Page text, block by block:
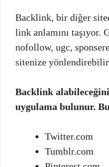
Backlink, bir diğer
link anlamını
nofollow, ugc,
sitenize
Backlink
uygulama bulunur.
Twitter.com
Tumblr.com